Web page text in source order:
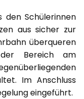
Schülerinnen
aus sicher zur
überqueren
Bereich am
Im Anschluss
eingeführt.